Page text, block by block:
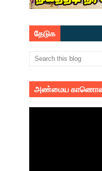
தேடுக
அண்மைய